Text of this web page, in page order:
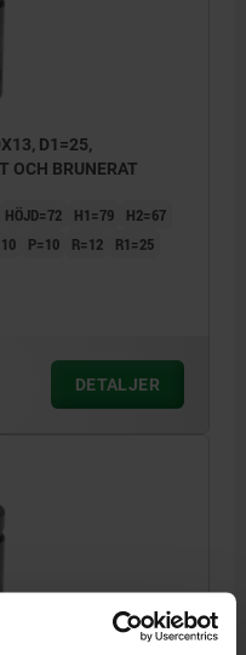
D1=25,
OCH BRUNERAT
HÖJD=72 H1=79
H2=67
P=10 R=12
R1=25
DETALJER